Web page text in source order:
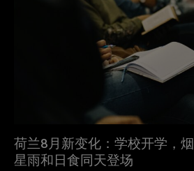
荷兰8月新变化：学校开学，
星雨和日食同天登场